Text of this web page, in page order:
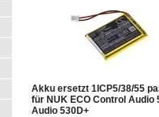
Akku ersetzt 1ICP5/38/55
für NUK ECO Control Audio
Audio 530D+